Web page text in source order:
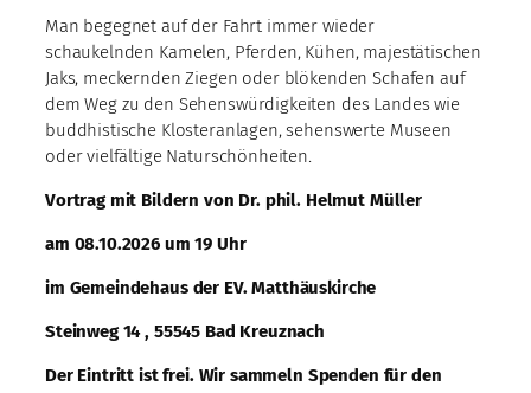
Man begegnet auf der Fahrt immer wieder
schaukelnden Kamelen, Pferden, Kühen, majestätischen
Jaks, meckernden Ziegen oder blökenden Schafen auf
dem Weg zu den Sehenswürdigkeiten des Landes wie
buddhistische Klosteranlagen, sehenswerte Museen
oder vielfältige Naturschönheiten.
Vortrag mit Bildern von Dr. phil. Helmut Müller
am 08.10.2026 um 19 Uhr
im Gemeindehaus der EV. Matthäuskirche
Steinweg 14 , 55545 Bad Kreuznach
Der Eintritt ist frei. Wir sammeln Spenden für den